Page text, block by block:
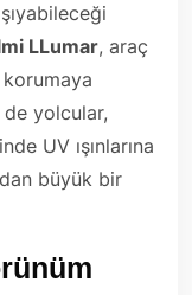
LLumar, araç
de yolcular,
UV ışınlarına
büyük bir